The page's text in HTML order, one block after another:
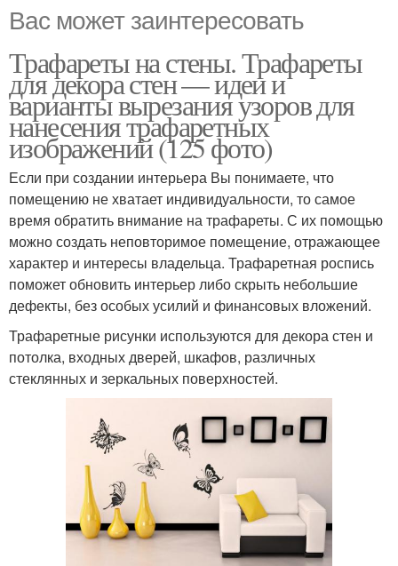
Вас может заинтересовать
Трафареты на стены. Трафареты
для декора стен — идеи и
варианты вырезания узоров для
нанесения трафаретных
изображений (125 фото)
Если при создании интерьера Вы понимаете, что
помещению не хватает индивидуальности, то самое
время обратить внимание на трафареты. С их помощью
можно создать неповторимое помещение, отражающее
характер и интересы владельца. Трафаретная роспись
поможет обновить интерьер либо скрыть небольшие
дефекты, без особых усилий и финансовых вложений.
Трафаретные рисунки используются для декора стен и
потолка, входных дверей, шкафов, различных
стеклянных и зеркальных поверхностей.